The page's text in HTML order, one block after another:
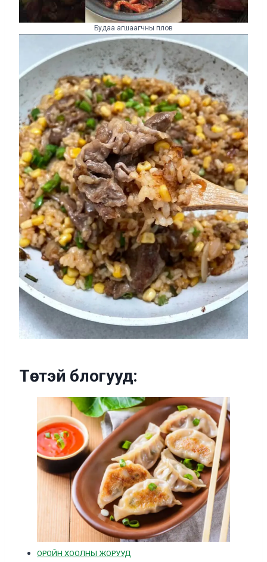
Будаа агшаагчны плов
Төстэй блогууд:
ОРОЙН ХООЛНЫ ЖОРУУД